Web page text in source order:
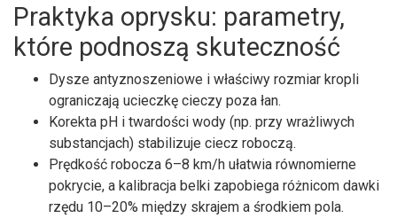
Praktyka oprysku: parametry,
które podnoszą skuteczność
Dysze antyznoszeniowe i właściwy rozmiar kropli
ograniczają ucieczkę cieczy poza łan.
Korekta pH i twardości wody (np. przy wrażliwych
substancjach) stabilizuje ciecz roboczą.
Prędkość robocza 6–8 km/h ułatwia równomierne
pokrycie, a kalibracja belki zapobiega różnicom dawki
rzędu 10–20% między skrajem a środkiem pola.